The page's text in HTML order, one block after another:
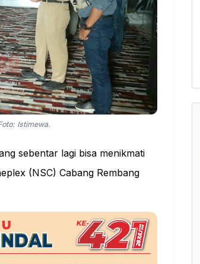
Istimewa.
sebentar lagi bisa menikmati
(NSC) Cabang Rembang